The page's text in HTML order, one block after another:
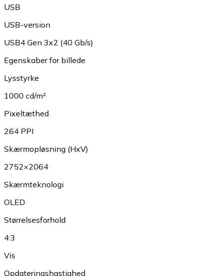
USB
USB-version
USB4 Gen 3x2 (40 Gb/s)
Egenskaber for billede
Lysstyrke
1000 cd/m²
Pixeltæthed
264 PPI
Skærmopløsning (HxV)
2752×2064
Skærmteknologi
OLED
Størrelsesforhold
4:3
Vis
Opdateringshastighed